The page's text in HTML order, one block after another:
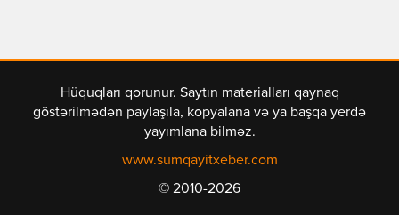
Hüquqları qorunur. Saytın materialları qaynaq
göstərilmədən paylaşıla, kopyalana və ya başqa yerdə
yayımlana bilməz.
www.sumqayitxeber.com
© 2010-2026